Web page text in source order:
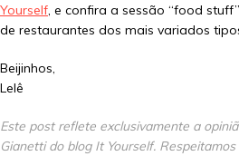
Yourself , e confira a sessão “food
de restaurantes dos mais variados
Beijinhos,
Lelê
Este post reflete exclusivamente a
Gianetti do blog It Yourself.